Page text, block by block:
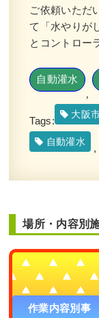
ご依頼いただ
て「水やりが
とコントロー
自動灌水
,
Tags:
大阪
自動灌水
,
場所・内容別
作業内容別事